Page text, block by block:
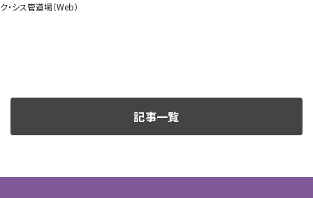
ク・シス管道場（Web）
記事一覧